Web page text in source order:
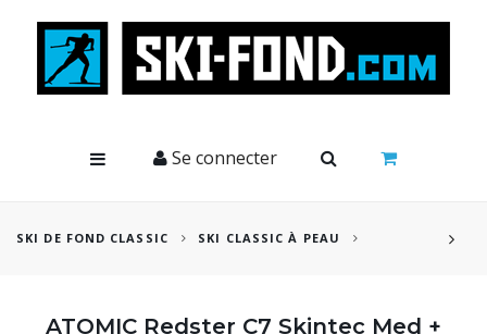
Se connecter
SKI DE FOND CLASSIC SKI CLASSIC À PEAU
ATOMIC Redster C7 Skintec Med +